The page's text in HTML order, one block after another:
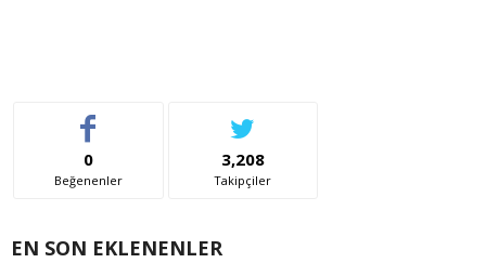
0
Beğenenler
3,208
Takipçiler
EN SON EKLENENLER